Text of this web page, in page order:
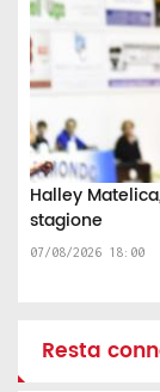
Halley
stagione
07/08/2026 18:00
Resta